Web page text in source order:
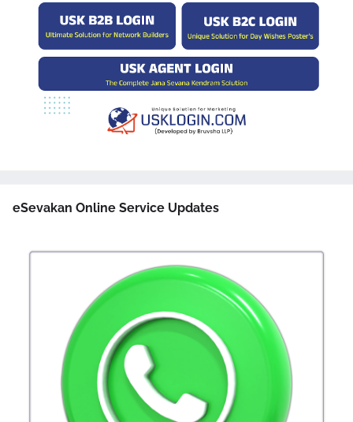
eSevakan Online Service Updates